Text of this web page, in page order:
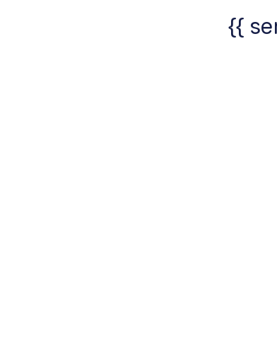
{{